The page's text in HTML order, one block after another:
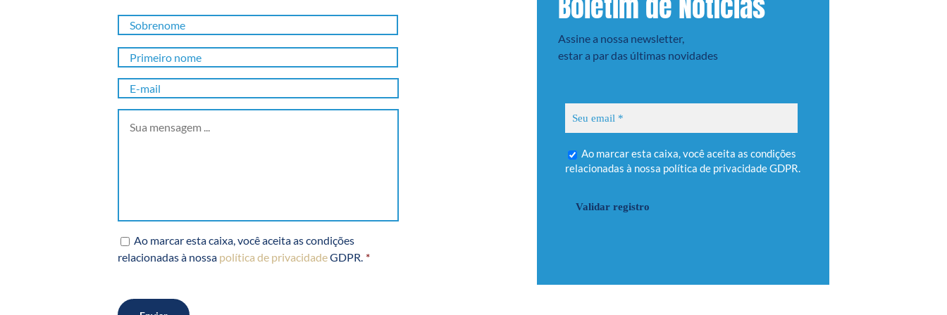
Sobrenome *
Primeiro
nome *
nome
mail *
mensagem
RGPD *
Ao marcar esta caixa, você aceita as condições
relacionadas à nossa política de privacidadeGDPR. *
Assine a nossa newsletter,
estar a par das últimas novidades
relacionadas à nossa política de privacidadeGDPR.